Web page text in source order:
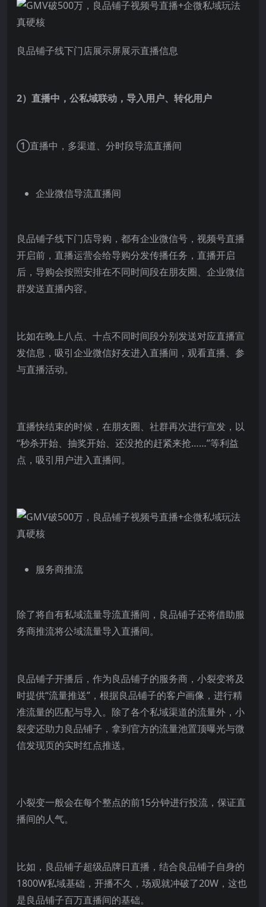
良品铺子线下门店展示屏展示直播信息
2）直播中，公私域联动，导入用户、转化用户
①直播中，多渠道、分时段导流直播间
企业微信导流直播间
良品铺子线下门店导购，都有企业微信号，视频号直播
开启前，直播运营会给导购分发传播任务，直播开启
后，导购会按照安排在不同时间段在朋友圈、企业微信
群发送直播内容。
比如在晚上八点、十点不同时间段分别发送对应直播宣
发信息，吸引企业微信好友进入直播间，观看直播、参
与直播活动。
直播快结束的时候，在朋友圈、社群再次进行宣发，以
“秒杀开始、抽奖开始、还没抢的赶紧来抢……”等利益
点，吸引用户进入直播间。
服务商推流
除了将自有私域流量导流直播间，良品铺子还将借助服
务商推流将公域流量导入直播间。
良品铺子开播后，作为良品铺子的服务商，小裂变将及
时提供“流量推送”，根据良品铺子的客户画像，进行精
准流量的匹配与导入。除了各个私域渠道的流量外，小
裂变还助力良品铺子，拿到官方的流量池置顶曝光与微
信发现页的实时红点推送。
小裂变一般会在每个整点的前15分钟进行投流，保证直
播间的人气。
比如，良品铺子超级品牌日直播，结合良品铺子自身的
1800W私域基础，开播不久，场观就冲破了20W，这也
是良品铺子百万直播间的基础。